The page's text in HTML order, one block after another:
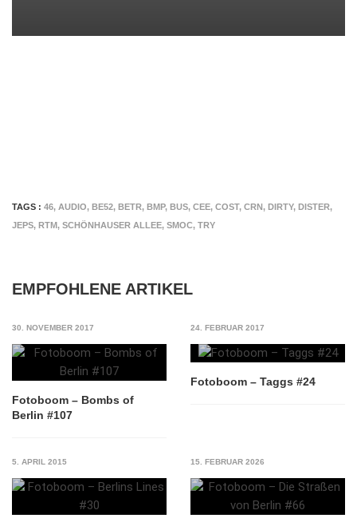
TAGS : 46, AUDIO, BE52, BETR, BMP, BUS, CEE, COST, CRN, DIRTY, DISTER,
JEPS, RTM, SCHÖNHAUSER ALLEE, SMOC, TRY
EMPFOHLENE ARTIKEL
30. NOVEMBER 2017
Fotoboom – Bombs of
Berlin #107
24. FEBRUAR 2017
Fotoboom – Taggs #24
5. APRIL 2015 15. FEBRUAR 2026